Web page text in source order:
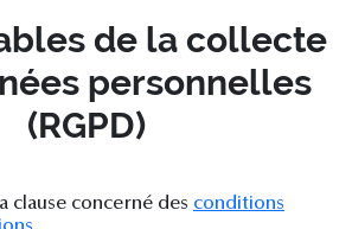
de la collecte
personnelles
(RGPD)
clause concerné des conditions